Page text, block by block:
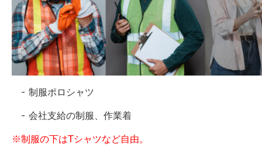
- 制服ポロシャツ
- 会社支給の制服、作業着
※制服の下はTシャツなど自由。